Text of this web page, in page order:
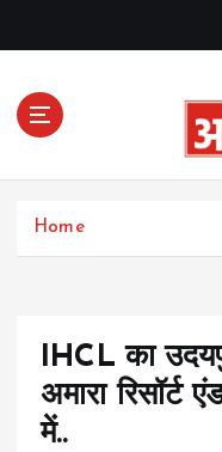
c
Amolak
Home
IHCL का
अमारा रिसॉर्ट
में..